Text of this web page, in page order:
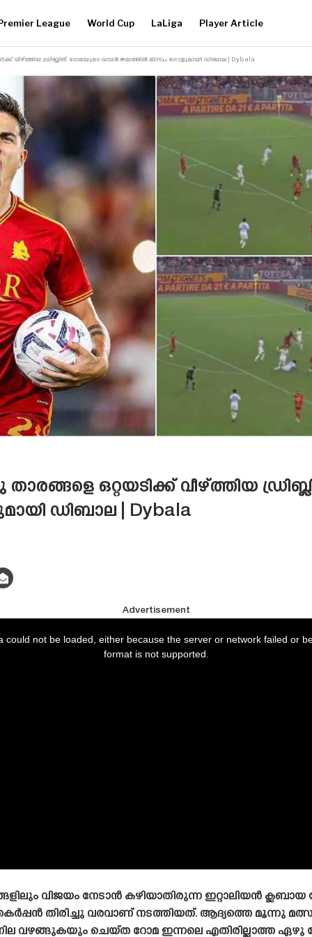
League World Cup LaLiga Player Article
വീഴ്ത്തിയ ഡ്രിബ്ലിങ്, റോമയുടെ വമ്പൻ ജയത്തിൽ മിന്നും ഗോളുമായി ഡിബാല | Dybala
ഒറ്റയടിക്ക് വീഴ്ത്തിയ
ഡിബാല | Dybala
Advertisement
could not be loaded, either because the server or network failed or
format is not supported.
വിജയം നേടാൻ കഴിയാതിരുന്ന ഇറ്റാലിയൻ ക്ലബായ
തിരിച്ചു വരവാണ് നടത്തിയത്. ആദ്യത്തെ മൂന്നു
വഴങ്ങുകയും ചെയ്‌ത റോമ ഇന്നലെ എതിരില്ലാത്ത ഏഴു